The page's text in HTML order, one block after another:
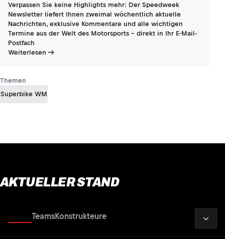
Verpassen Sie keine Highlights mehr: Der Speedweek
Newsletter liefert Ihnen zweimal wöchentlich aktuelle
Nachrichten, exklusive Kommentare und alle wichtigen
Termine aus der Welt des Motorsports - direkt in Ihr E-Mail-
Postfach
Weiterlesen
Themen
Superbike WM
AKTUELLER STAND
TeamsKonstrukteure